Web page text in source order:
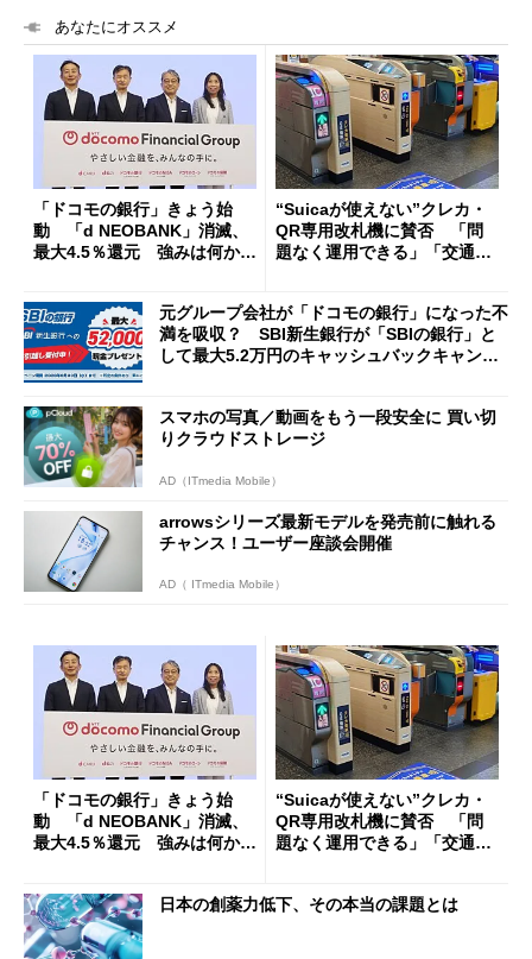
あなたにオススメ
「ドコモの銀行」きょう始
動 「d NEOBANK」消滅、
最大4.5％還元 強みは何か解
“Suicaが使えない”クレカ・
QR専用改札機に賛否 「問
題なく運用できる」「交通系I
元グループ会社が「ドコモの銀行」になった不
満を吸収？ SBI新生銀行が「SBIの銀行」と
して最大5.2万円のキャッシュバックキャンペ
スマホの写真／動画をもう一段安全に 買い切
りクラウドストレージ
AD（ITmedia Mobile）
arrowsシリーズ最新モデルを発売前に触れる
チャンス！ユーザー座談会開催
AD（ ITmedia Mobile）
「ドコモの銀行」きょう始
動 「d NEOBANK」消滅、
最大4.5％還元 強みは何か解
“Suicaが使えない”クレカ・
QR専用改札機に賛否 「問
題なく運用できる」「交通系I
日本の創薬力低下、その本当の課題とは